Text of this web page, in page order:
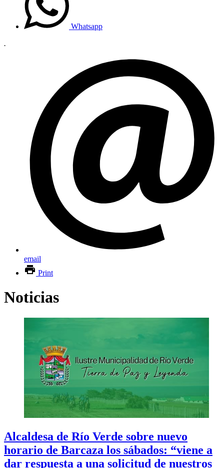
Whatsapp
.
email
Print
Noticias
Alcaldesa de Río Verde sobre nuevo
horario de Barcaza los sábados: “viene a
dar respuesta a una solicitud de nuestros